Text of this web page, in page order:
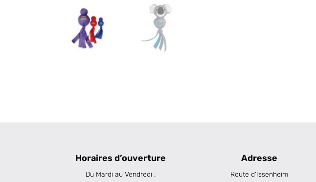
Horaires d’ouverture
Du Mardi au Vendredi :
Adresse
Route d’Issenheim